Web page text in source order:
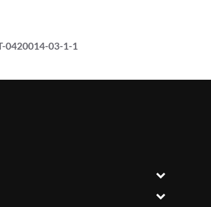
0420014-03-1-1